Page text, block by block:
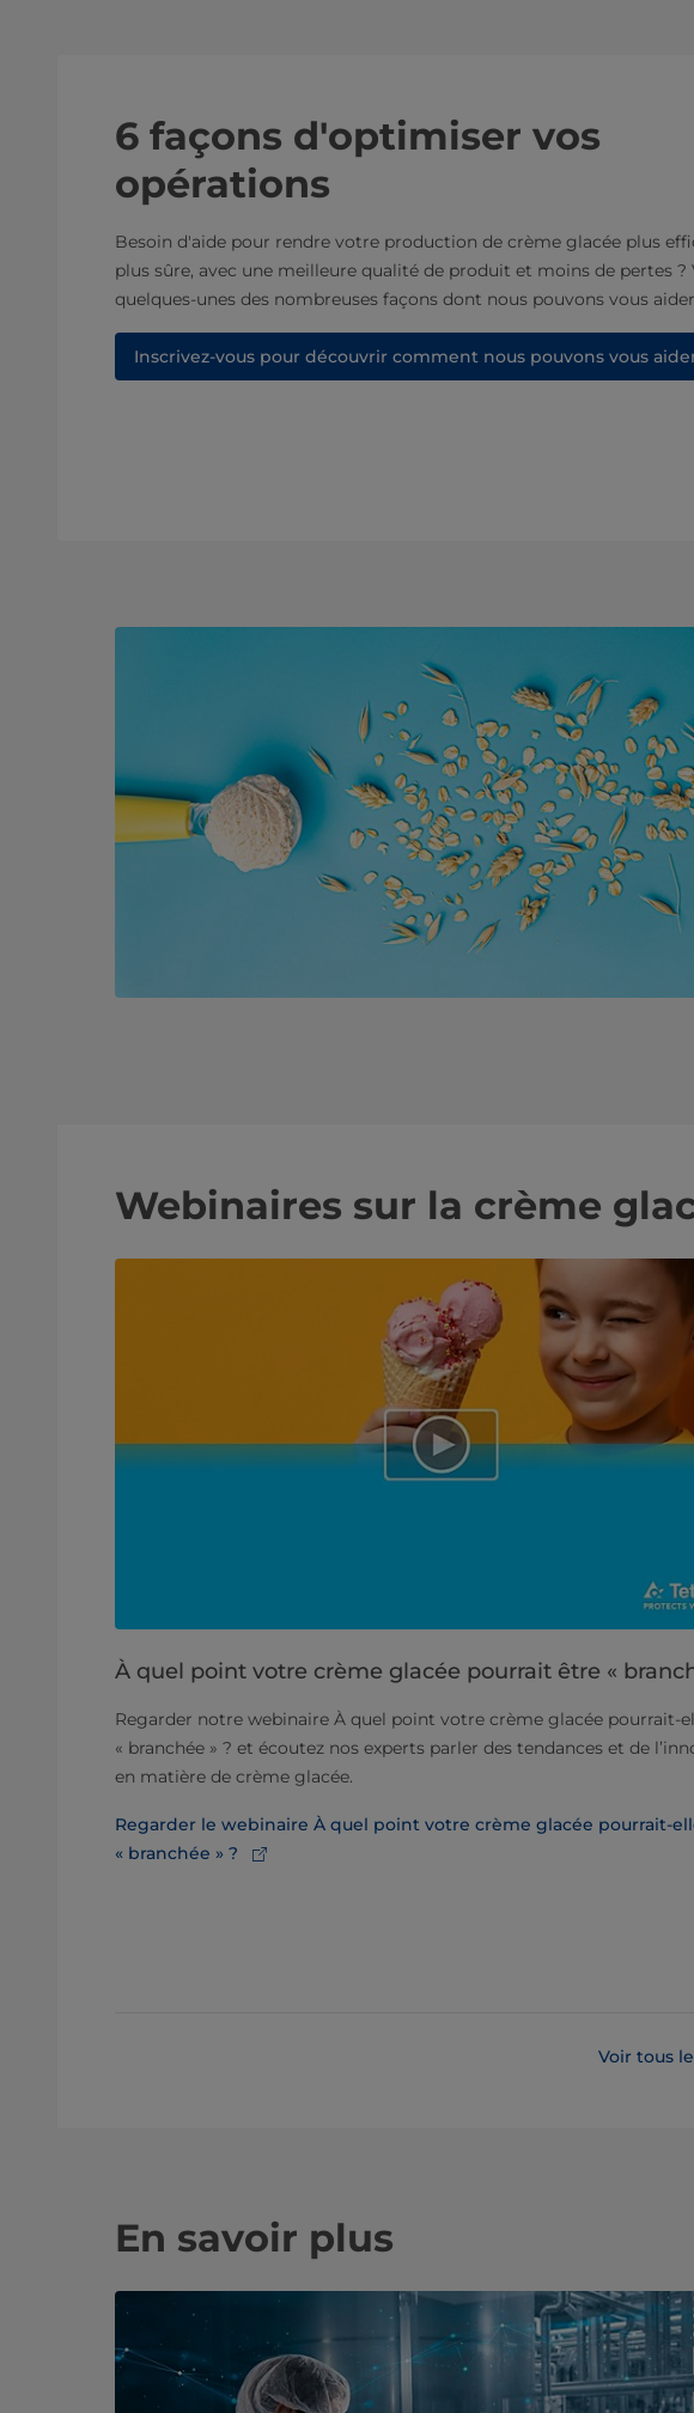
6 façons d'optimiser vos
opérations
Besoin d'aide pour rendre votre production de crème glacée plus
plus sûre, avec une meilleure qualité de produit et moins de pertes ?
quelques-unes des nombreuses façons dont nous pouvons vous
Inscrivez-vous pour découvrir comment nous pouvons vous
Webinaires sur la crème
À quel point votre crème glacée pourrait être «
Regarder notre webinaire À quel point votre crème glacée pourrait-
« branchée » ? et écoutez nos experts parler des tendances et de
en matière de crème glacée.
Regarder le webinaire À quel point votre crème glacée pourrait-
« branchée » ?
Voir tous
En savoir plus